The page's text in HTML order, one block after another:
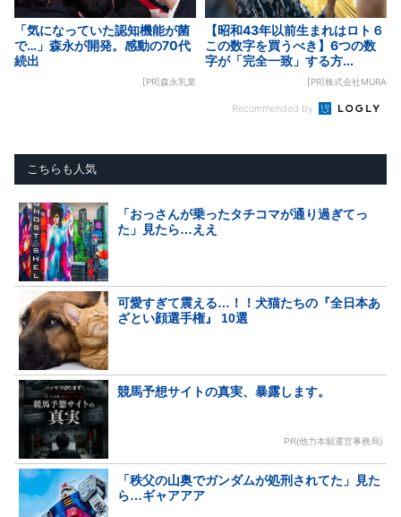
「気になっていた認知機能が菌
で…」森永が開発。感動の70代
続出
[PR]森永乳業
【昭和43年以前生まれはロト６
この数字を買うべき】6つの数
字が「完全一致」する方...
[PR]株式会社MURA
Recommended by
こちらも人気
「おっさんが乗ったタチコマが通り過ぎてっ
た」見たら…ええ
可愛すぎて震える…！！犬猫たちの『全日本あ
ざとい顔選手権』 10選
競馬予想サイトの真実、暴露します。
PR(他力本願運営事務局)
「秩父の山奥でガンダムが処刑されてた」見た
ら…ギャアアア